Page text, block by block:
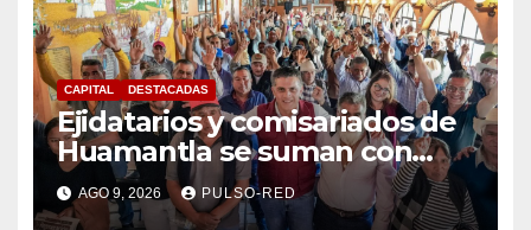
CAPITAL DESTACADAS
Ejidatarios y comisariados de
Huamantla se suman con
Alfonso Sánchez, respaldan
su proyecto de defensa
AGO 9, 2026 PULSO-RED